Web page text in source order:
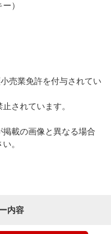
）
売業免許を付与されてい
されています。
載の画像と異なる場合
。
内容